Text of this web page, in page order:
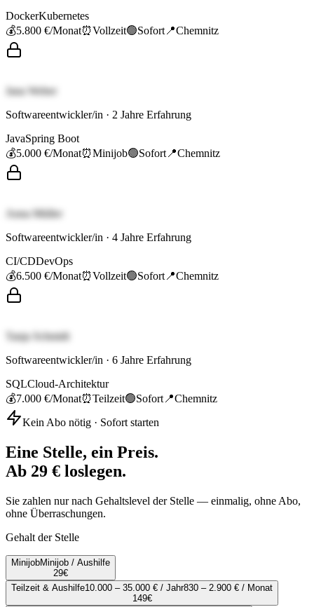
DockerKubernetes
💰5.800 €/Monat⏰Vollzeit🟢Sofort 📍Chemnitz
Jana Weber
Softwareentwickler/in · 2 Jahre Erfahrung
JavaSpring Boot
💰5.000 €/Monat⏰Minijob🟢Sofort 📍Chemnitz
Anna Müller
Softwareentwickler/in · 4 Jahre Erfahrung
CI/CDDevOps
💰6.500 €/Monat⏰Vollzeit🟢Sofort 📍Chemnitz
Tanja Schmidt
Softwareentwickler/in · 6 Jahre Erfahrung
SQLCloud-Architektur
💰7.000 €/Monat⏰Teilzeit🟢Sofort 📍Chemnitz
Kein Abo nötig · Sofort starten
Eine Stelle, ein Preis.
Ab 29 € loslegen.
Sie zahlen nur nach Gehaltslevel der Stelle — einmalig, ohne Abo,
ohne Überraschungen.
Gehalt der Stelle
MinijobMinijob / Aushilfe
29€
Teilzeit & Aushilfe10.000 – 35.000 € / Jahr830 – 2.900 € / Monat
149€